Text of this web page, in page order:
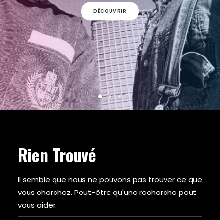
ARMY OF THE PHARAOHS
ARRESTED DEVELOPMENT
ARTIFACTS
A$AP FERG
A$AP ROCKY
ATMOSPHERE
A TRIBE CALLED QUEST
AZ
BABY KEEM
BADBADNOTGOOD
BEYONCE
BIG BOI
BIG DADDY KANE
BIG K.R.I.T.
BIG L
BIG PUN
DÉCOUVRIR
Rien Trouvé
Il semble que nous ne pouvons pas trouver ce que
vous cherchez. Peut-être qu'une recherche peut
vous aider.